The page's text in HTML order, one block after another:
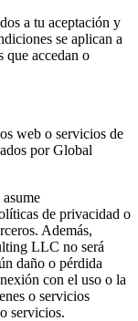
a tu aceptación y
se aplican a
que accedan o
web o servicios de
por Global
de privacidad o
Además,
LLC no será
daño o pérdida
con el uso o la
o servicios
servicios.